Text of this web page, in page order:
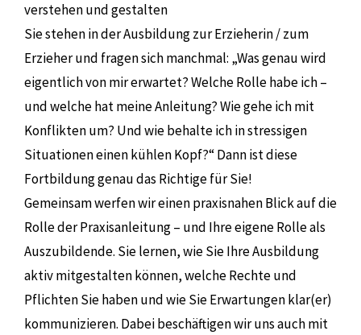
verstehen und gestalten
Sie stehen in der Ausbildung zur Erzieherin / zum
Erzieher und fragen sich manchmal: „Was genau wird
eigentlich von mir erwartet? Welche Rolle habe ich –
und welche hat meine Anleitung? Wie gehe ich mit
Konflikten um? Und wie behalte ich in stressigen
Situationen einen kühlen Kopf?“ Dann ist diese
Fortbildung genau das Richtige für Sie!
Gemeinsam werfen wir einen praxisnahen Blick auf die
Rolle der Praxisanleitung – und Ihre eigene Rolle als
Auszubildende. Sie lernen, wie Sie Ihre Ausbildung
aktiv mitgestalten können, welche Rechte und
Pflichten Sie haben und wie Sie Erwartungen klar(er)
kommunizieren. Dabei beschäftigen wir uns auch mit